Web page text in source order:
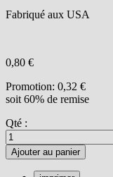
Fabriqué aux USA
0,80 €
Promotion: 0,32 €
soit 60% de remise
Qté :
Ajouter au panier